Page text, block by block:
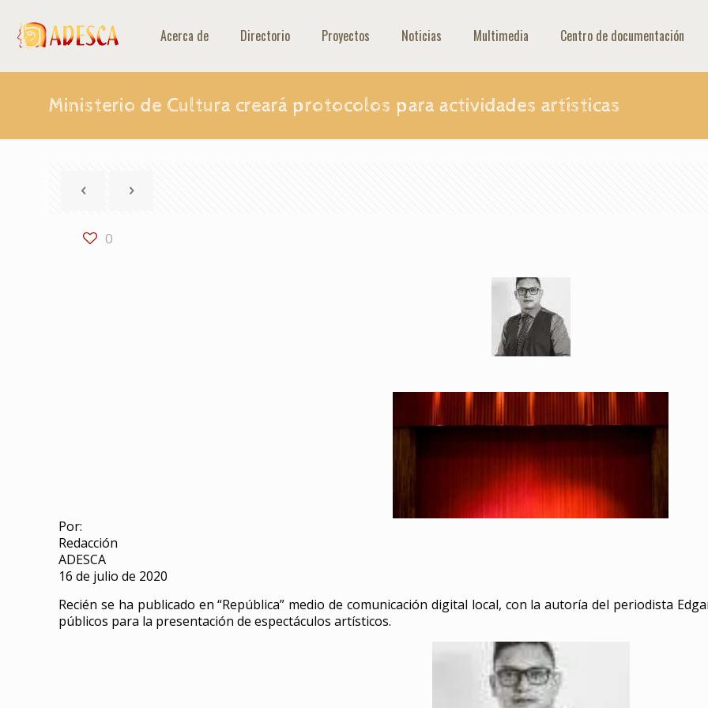
Acerca de Directorio Proyectos Noticias Multimedia Centro de documentación
Ministerio de Cultura creará protocolos para actividades artísticas
0
Por:
Redacción
ADESCA
16 de julio de 2020
Recién se ha publicado en “República” medio de comunicación digital local, con la autoría del periodista
públicos para la presentación de espectáculos artísticos.